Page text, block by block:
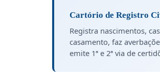
Cartório de Registro
Registra nascimentos,
casamento, faz
emite 1ª e 2ª via de